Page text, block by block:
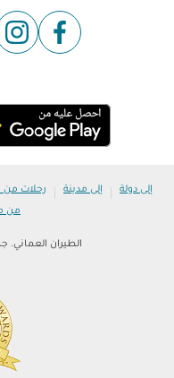
إلى دولة | إلى مدينة | رحلات من
من
الطيران العماني.